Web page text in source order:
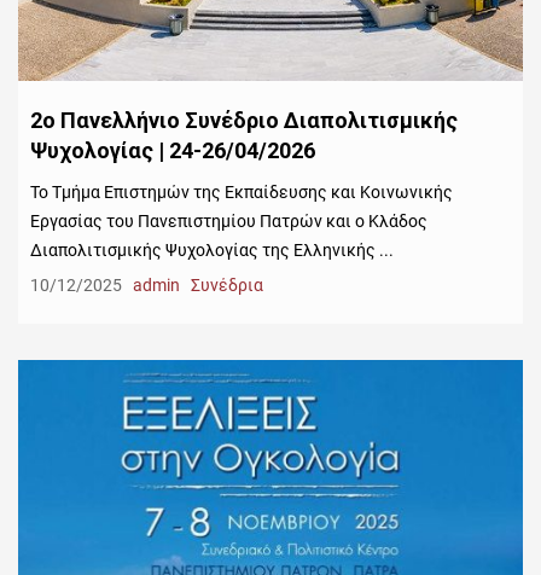
2ο Πανελλήνιο Συνέδριο Διαπολιτισμικής
Ψυχολογίας | 24-26/04/2026
Το Τμήμα Επιστημών της Εκπαίδευσης και Κοινωνικής
Εργασίας του Πανεπιστημίου Πατρών και ο Κλάδος
Διαπολιτισμικής Ψυχολογίας της Ελληνικής ...
10/12/2025 admin Συνέδρια